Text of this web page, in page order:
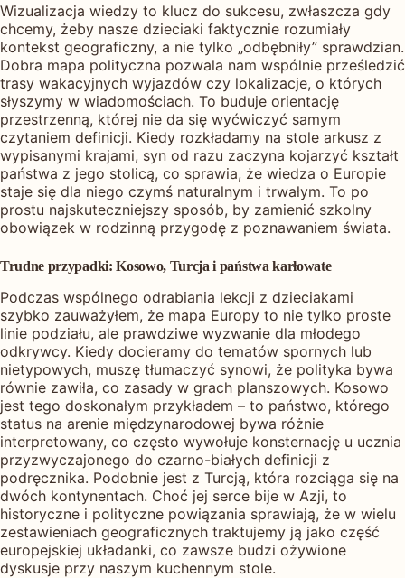
Wizualizacja wiedzy to klucz do sukcesu, zwłaszcza gdy
chcemy, żeby nasze dzieciaki faktycznie rozumiały
kontekst geograficzny, a nie tylko „odbębniły” sprawdzian.
Dobra mapa polityczna pozwala nam wspólnie prześledzić
trasy wakacyjnych wyjazdów czy lokalizacje, o których
słyszymy w wiadomościach. To buduje orientację
przestrzenną, której nie da się wyćwiczyć samym
czytaniem definicji. Kiedy rozkładamy na stole arkusz z
wypisanymi krajami, syn od razu zaczyna kojarzyć kształt
państwa z jego stolicą, co sprawia, że wiedza o Europie
staje się dla niego czymś naturalnym i trwałym. To po
prostu najskuteczniejszy sposób, by zamienić szkolny
obowiązek w rodzinną przygodę z poznawaniem świata.
Trudne przypadki: Kosowo, Turcja i państwa karłowate
Podczas wspólnego odrabiania lekcji z dzieciakami
szybko zauważyłem, że mapa Europy to nie tylko proste
linie podziału, ale prawdziwe wyzwanie dla młodego
odkrywcy. Kiedy docieramy do tematów spornych lub
nietypowych, muszę tłumaczyć synowi, że polityka bywa
równie zawiła, co zasady w grach planszowych. Kosowo
jest tego doskonałym przykładem – to państwo, którego
status na arenie międzynarodowej bywa różnie
interpretowany, co często wywołuje konsternację u ucznia
przyzwyczajonego do czarno-białych definicji z
podręcznika. Podobnie jest z Turcją, która rozciąga się na
dwóch kontynentach. Choć jej serce bije w Azji, to
historyczne i polityczne powiązania sprawiają, że w wielu
zestawieniach geograficznych traktujemy ją jako część
europejskiej układanki, co zawsze budzi ożywione
dyskusje przy naszym kuchennym stole.